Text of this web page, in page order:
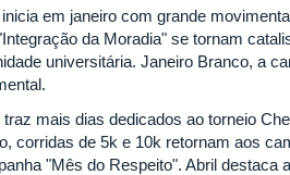
em janeiro com grande
da Moradia" se tornam
universitária. Janeiro Branco, a
traz mais dias dedicados ao torneio
corridas de 5k e 10k retornam aos
"Mês do Respeito". Abril destaca